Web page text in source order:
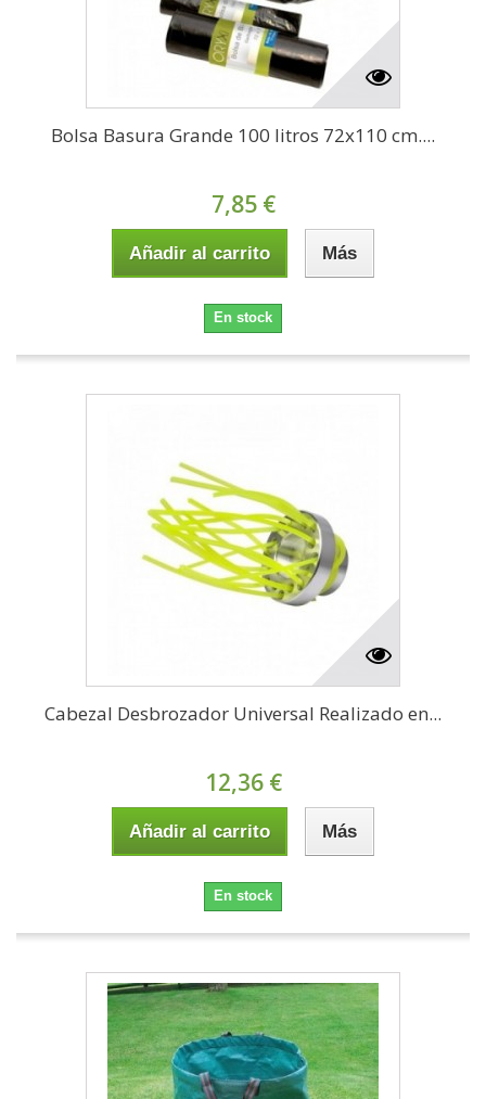
Bolsa Basura Grande 100 litros 72x110 cm....
7,85 €
Añadir al carrito Más
En stock
Cabezal Desbrozador Universal Realizado en...
12,36 €
Añadir al carrito Más
En stock